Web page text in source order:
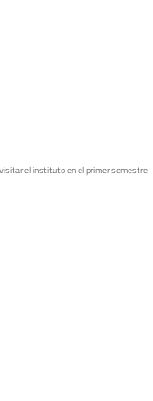
el instituto en el primer semestre